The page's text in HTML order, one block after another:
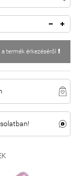
termék érkezéséről